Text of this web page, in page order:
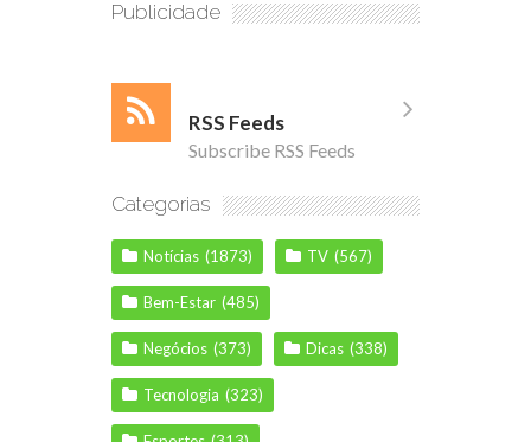
Publicidade
RSS Feeds
Subscribe RSS Feeds
Categorias
Notícias (1873) TV (567)
Bem-Estar (485)
Negócios (373) Dicas (338)
Tecnologia (323)